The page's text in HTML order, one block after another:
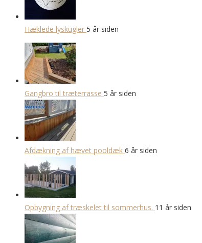
Hæklede lyskugler 5 år siden
Gangbro til træterrasse 5 år siden
Afdækning af hævet pooldæk 6 år siden
Opbygning af træskelet til sommerhus. 11 år siden